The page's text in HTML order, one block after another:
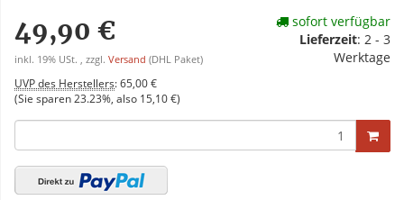
49,90 €
inkl. 19% USt. , zzgl. Versand (DHL Paket)
UVP des Herstellers:65,00 €
(Sie sparen 23.23% , also 15,10 €)
sofort verfügbar
Lieferzeit: 2 - 3
Werktage